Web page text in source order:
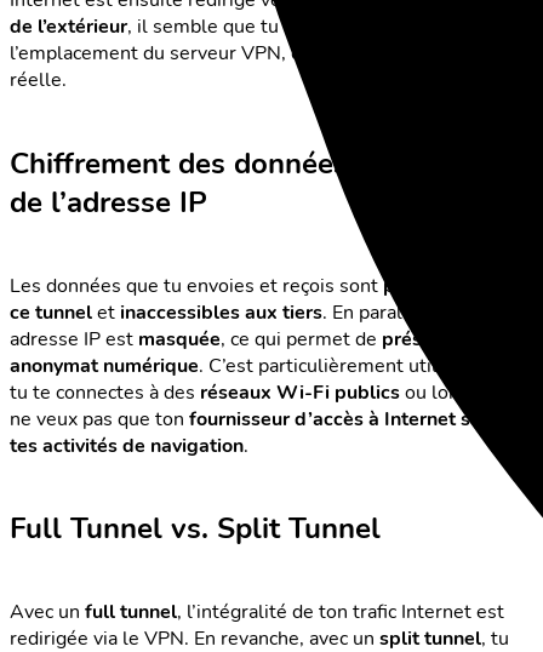
de l’extérieur, il semble que tu surfes depuis
l’emplacement du serveur VPN, et non depuis ta position
réelle.
Chiffrement des données et masquage
de l’adresse IP
Les données que tu envoies et reçois sontprotégées par
ce tunnelet inaccessibles aux tiers. En parallèle, ton
adresse IP est masquée, ce qui permet de préserver ton
anonymat numérique. C’est particulièrement utile lorsque
tu te connectes à des réseaux Wi-Fi publicsou lorsque tu
ne veux pas que ton fournisseur d’accès à Internet suive
tes activités de navigation.
Full Tunnel vs. Split Tunnel
Avec un full tunnel, l’intégralité de ton trafic Internet est
redirigée via le VPN. En revanche, avec un split tunnel, tu